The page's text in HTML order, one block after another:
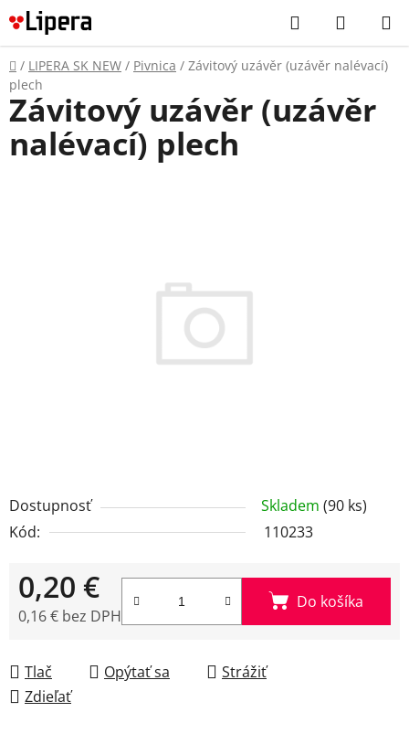
Prejsť
na
obsah
Hľadať
KOŠÍK
Domov
/ LIPERA SK NEW / Pivnica / Závitový uzávěr (uzávěr nalévací)
plech
Dostupnosť Skladem (90 ks)
Kód:
110233
0,20 €
0,16 € bez DPH
Do košíka
Tlač Opýtať sa
Strážiť
Zdieľať
Závitový uzávěr (uzávěr
nalévací) plech